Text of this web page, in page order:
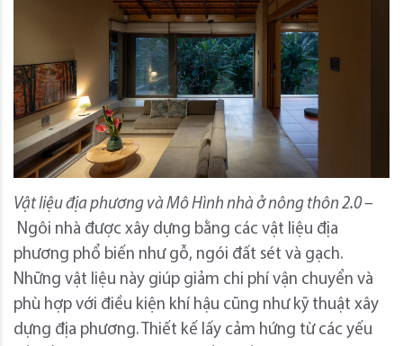
Vật liệu địa phương và Mô Hình nhà ở nông thôn 2.0 –
Ngôi nhà được xây dựng bằng các vật liệu địa
phương phổ biến như gỗ, ngói đất sét và gạch.
Những vật liệu này giúp giảm chi phí vận chuyển và
phù hợp với điều kiện khí hậu cũng như kỹ thuật xây
dựng địa phương. Thiết kế lấy cảm hứng từ các yếu